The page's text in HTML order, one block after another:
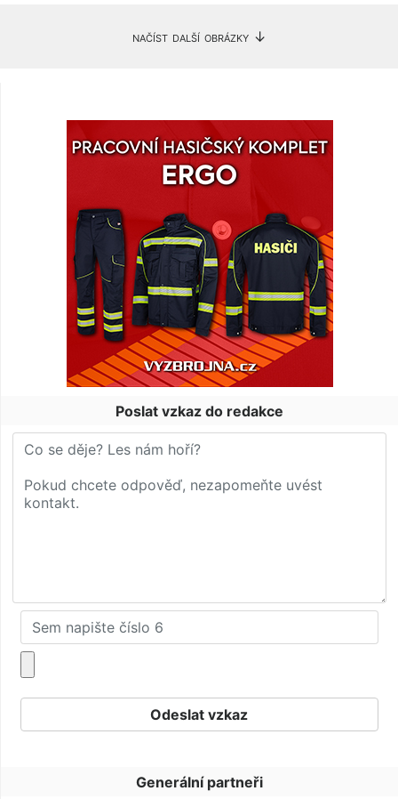
načíst další obrázky ↓
Poslat vzkaz do redakce
Generální partneři